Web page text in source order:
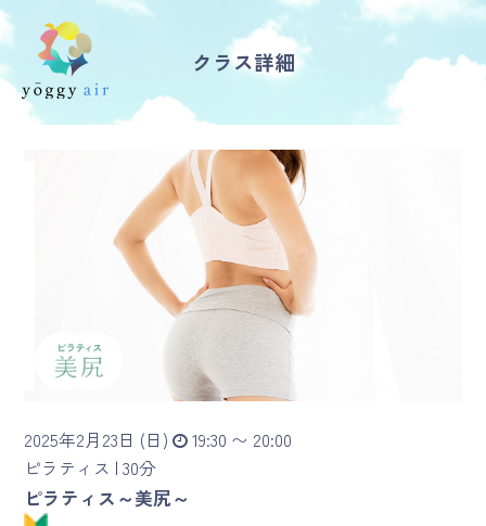
受講の流れ
インストラクター一覧
FAQ / お問い合わせ
yoggy store
yoggy magazine
yoggy mommy
クラス詳細
2025年2月23日 (日)
19:30 〜 20:00
ピラティス | 30分
ピラティス～美尻～